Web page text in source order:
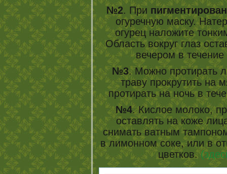
№2. При
огуречную маску.
огурец наложите
Область вокруг глаз
вечером в
№3. Можно протирать
траву прокрутить на
протирать на ночь в
№4. Кислое молоко,
оставлять на коже
снимать ватным
в лимонном соке, или в
цветков.